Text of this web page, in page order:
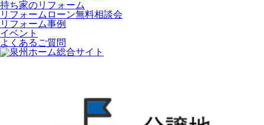
持ち家のリフォーム
リフォームローン無料相談会
リフォーム事例
イベント
よくあるご質問